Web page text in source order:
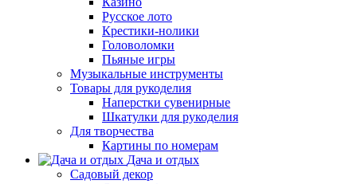
Русское лото
Крестики-нолики
Головоломки
Пьяные игры
Музыкальные инструменты
Товары для рукоделия
Наперстки сувенирные
Шкатулки для рукоделия
Для творчества
Картины по номерам
Дача и отдых
Садовый декор